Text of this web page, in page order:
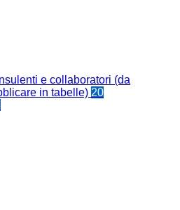
e collaboratori (da
in tabelle) 20